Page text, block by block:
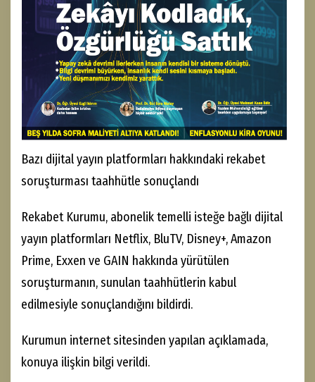
Bazı dijital yayın platformları hakkındaki rekabet
soruşturması taahhütle sonuçlandı
Rekabet Kurumu, abonelik temelli isteğe bağlı dijital
yayın platformları Netflix, BluTV, Disney+, Amazon
Prime, Exxen ve GAIN hakkında yürütülen
soruşturmanın, sunulan taahhütlerin kabul
edilmesiyle sonuçlandığını bildirdi.
Kurumun internet sitesinden yapılan açıklamada,
konuya ilişkin bilgi verildi.